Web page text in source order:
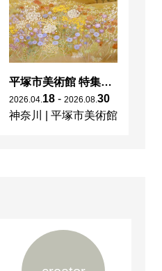
平塚市美術館 特集展 花の表現、その多様性／特別展示 新収蔵品展
2026 04 18 - 2026 08 30
神奈川
平塚市美術館